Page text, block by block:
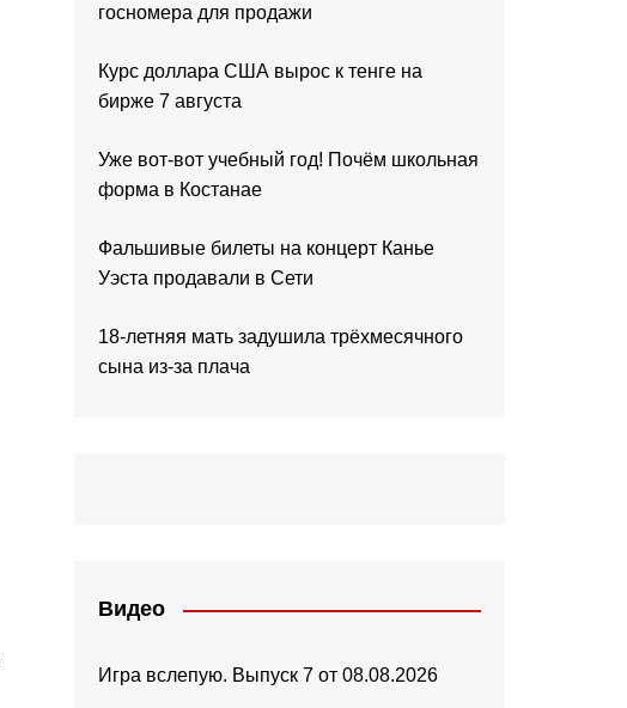
госномера для продажи
Курс доллара США вырос к тенге на
бирже 7 августа
Уже вот-вот учебный год! Почём школьная
форма в Костанае
Фальшивые билеты на концерт Канье
Уэста продавали в Сети
18-летняя мать задушила трёхмесячного
сына из-за плача
Видео
Игра вслепую. Выпуск 7 от 08.08.2026